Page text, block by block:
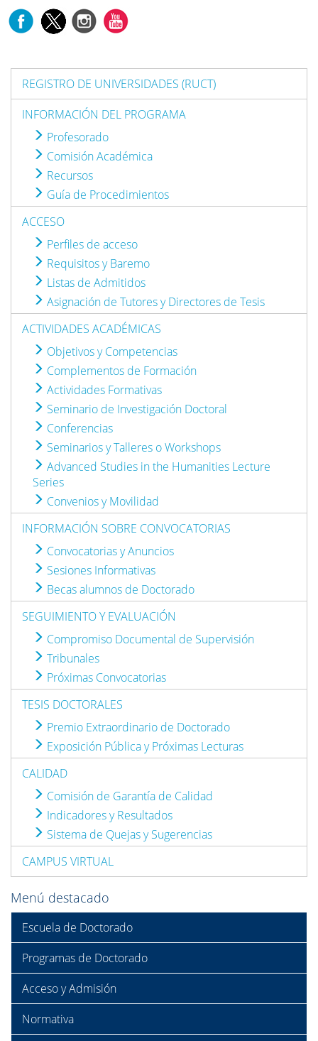
REGISTRO DE UNIVERSIDADES (RUCT)
INFORMACIÓN DEL PROGRAMA
Profesorado
Comisión Académica
Recursos
Guía de Procedimientos
ACCESO
Perfiles de acceso
Requisitos y Baremo
Listas de Admitidos
Asignación de Tutores y Directores de Tesis
ACTIVIDADES ACADÉMICAS
Objetivos y Competencias
Complementos de Formación
Actividades Formativas
Seminario de Investigación Doctoral
Conferencias
Seminarios y Talleres o Workshops
Advanced Studies in the Humanities Lecture
Series
Convenios y Movilidad
INFORMACIÓN SOBRE CONVOCATORIAS
Convocatorias y Anuncios
Sesiones Informativas
Becas alumnos de Doctorado
SEGUIMIENTO Y EVALUACIÓN
Compromiso Documental de Supervisión
Tribunales
Próximas Convocatorias
TESIS DOCTORALES
Premio Extraordinario de Doctorado
Exposición Pública y Próximas Lecturas
CALIDAD
Comisión de Garantía de Calidad
Indicadores y Resultados
Sistema de Quejas y Sugerencias
CAMPUS VIRTUAL
Menú destacado
Escuela de Doctorado
Programas de Doctorado
Acceso y Admisión
Normativa